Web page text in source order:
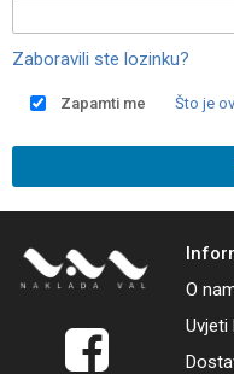
Zaboravili ste lozinku?
Zapamti me Što je
O